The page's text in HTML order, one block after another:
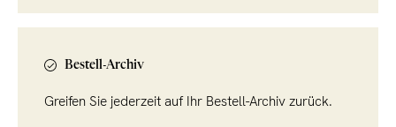
Bestell-Archiv
Greifen Sie jederzeit auf Ihr Bestell-Archiv zurück.